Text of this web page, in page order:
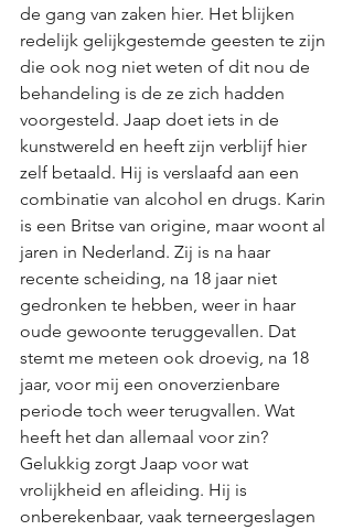
de gang van zaken hier. Het blijken
redelijk gelijkgestemde geesten te zijn
die ook nog niet weten of dit nou de
behandeling is de ze zich hadden
voorgesteld. Jaap doet iets in de
kunstwereld en heeft zijn verblijf hier
zelf betaald. Hij is verslaafd aan een
combinatie van alcohol en drugs. Karin
is een Britse van origine, maar woont al
jaren in Nederland. Zij is na haar
recente scheiding, na 18 jaar niet
gedronken te hebben, weer in haar
oude gewoonte teruggevallen. Dat
stemt me meteen ook droevig, na 18
jaar, voor mij een onoverzienbare
periode toch weer terugvallen. Wat
heeft het dan allemaal voor zin?
Gelukkig zorgt Jaap voor wat
vrolijkheid en afleiding. Hij is
onberekenbaar, vaak terneergeslagen